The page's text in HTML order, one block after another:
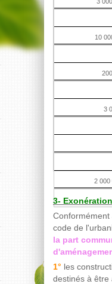
10
3
2 000
3-
Conformément
code de
la part
1° les
destinés à être